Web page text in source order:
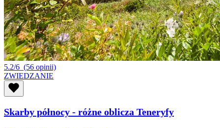
5.2/6 (56 opinii)
ZWIEDZANIE
Skarby północy - różne oblicza Teneryfy